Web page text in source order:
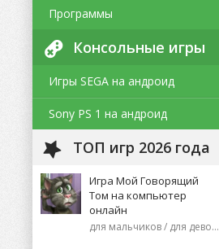
Программы
Консольные игры
Игры SEGA на андроид
Sony PS 1 на андроид
ТОП игр 2026 года
Игра Мой Говорящий
Том на компьютер
онлайн
для мальчиков / для девочек